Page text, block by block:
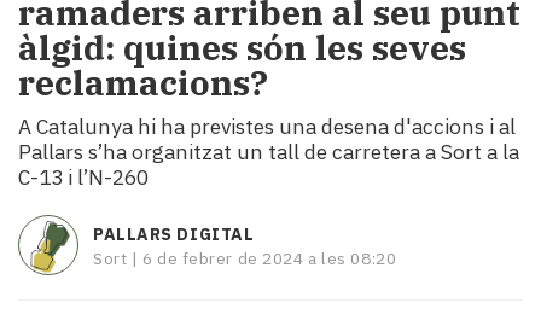
municipis
Economia
i
Cultura
Esports
Mai
tant!
TV
i
ramaders arriben al seu punt
àlgid: quines són les seves
reclamacions?
A Catalunya hi ha previstes una desena d'accions i al
Pallars s’ha organitzat un tall de carretera a Sort a la
C-13 i l’N-260
PALLARS DIGITAL
Sort | 6 de febrer de 2024 a les 08:20